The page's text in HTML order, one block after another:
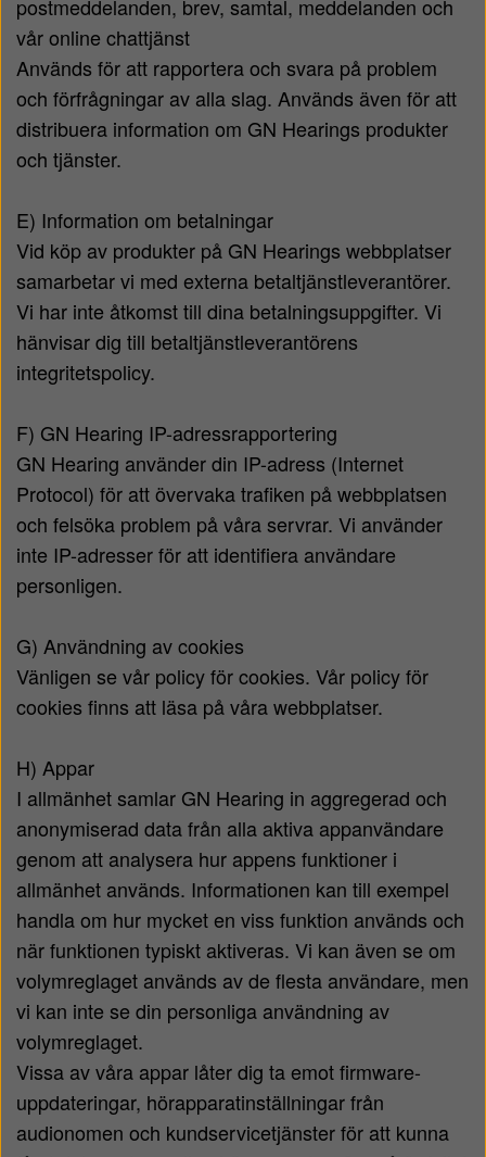
postmeddelanden, brev, samtal, meddelanden och
vår online chattjänst
Används för att rapportera och svara på problem
och förfrågningar av alla slag. Används även för att
distribuera information om GN Hearings produkter
och tjänster.
E) Information om betalningar
Vid köp av produkter på GN Hearings webbplatser
samarbetar vi med externa betaltjänstleverantörer.
Vi har inte åtkomst till dina betalningsuppgifter. Vi
hänvisar dig till betaltjänstleverantörens
integritetspolicy.
F) GN Hearing IP-adressrapportering
GN Hearing använder din IP-adress (Internet
Protocol) för att övervaka trafiken på webbplatsen
och felsöka problem på våra servrar. Vi använder
inte IP-adresser för att identifiera användare
personligen.
G) Användning av cookies
Vänligen se vår policy för cookies. Vår policy för
cookies finns att läsa på våra webbplatser.
H) Appar
I allmänhet samlar GN Hearing in aggregerad och
anonymiserad data från alla aktiva appanvändare
genom att analysera hur appens funktioner i
allmänhet används. Informationen kan till exempel
handla om hur mycket en viss funktion används och
när funktionen typiskt aktiveras. Vi kan även se om
volymreglaget används av de flesta användare, men
vi kan inte se din personliga användning av
volymreglaget.
Vissa av våra appar låter dig ta emot firmware-
uppdateringar, hörapparatinställningar från
audionomen och kundservicetjänster för att kunna